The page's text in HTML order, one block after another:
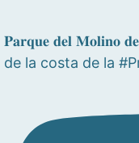
𝐏𝐚𝐫𝐪𝐮𝐞 𝐝𝐞𝐥 𝐌𝐨𝐥𝐢𝐧𝐨
de la costa de la